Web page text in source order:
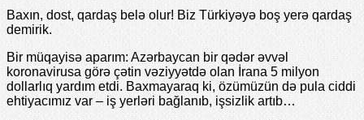
Baxın, dost, qardaş belə olur! Biz Türkiyəyə boş yerə qardaş
demirik.
Bir müqayisə aparım: Azərbaycan bir qədər əvvəl
koronavirusa görə çətin vəziyyətdə olan İrana 5 milyon
dollarlıq yardım etdi. Baxmayaraq ki, özümüzün də pula ciddi
ehtiyacımız var – iş yerləri bağlanıb, işsizlik artıb…